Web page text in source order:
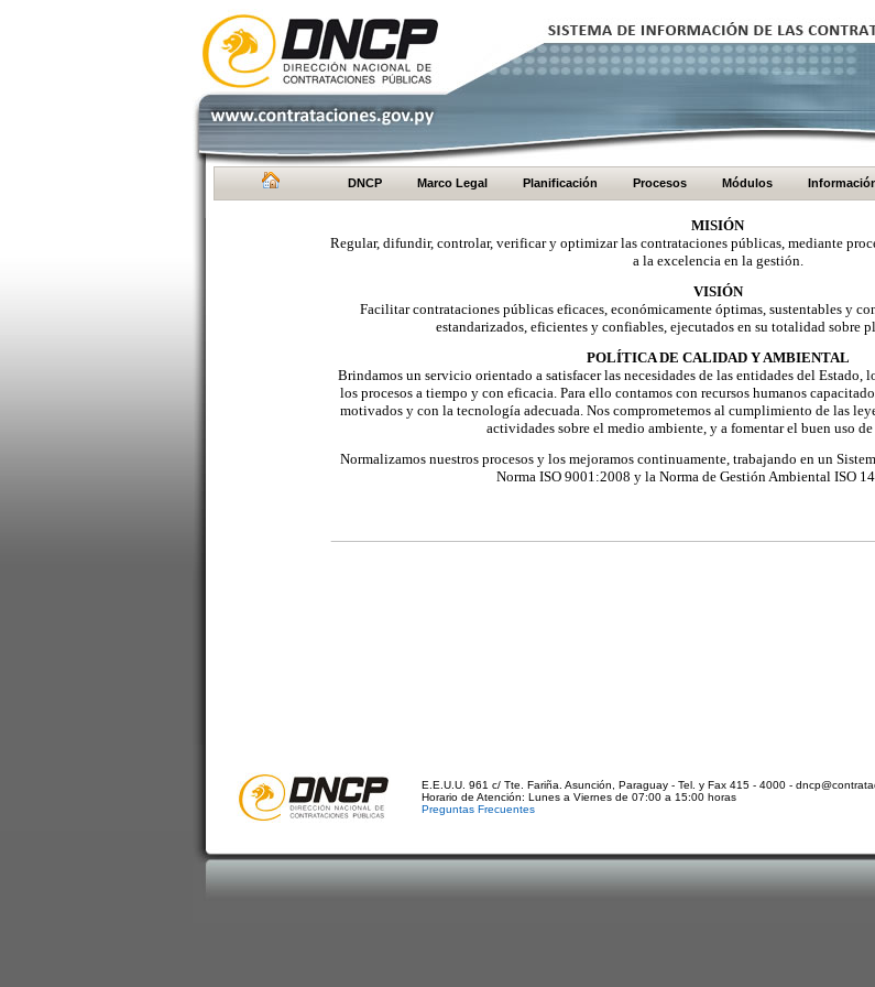
DNCP Marco Legal Planificación Procesos Módulos
MISIÓN
Regular, difundir, controlar, verificar y optimizar las contrataciones públicas, mediante
a la excelencia en la gestión.
VISIÓN
Facilitar contrataciones públicas eficaces, económicamente óptimas, sustentables y
estandarizados, eficientes y confiables, ejecutados en su totalidad sobre
POLÍTICA DE CALIDAD Y AMBIENTAL
Brindamos un servicio orientado a satisfacer las necesidades de las entidades del Estado,
los procesos a tiempo y con eficacia. Para ello contamos con recursos humanos
motivados y con la tecnología adecuada. Nos comprometemos al cumplimiento de las
actividades sobre el medio ambiente, y a fomentar el buen uso de
Normalizamos nuestros procesos y los mejoramos continuamente, trabajando en un
Norma ISO 9001:2008 y la Norma de Gestión Ambiental ISO
E.E.U.U. 961 c/ Tte. Fariña. Asunción, Paraguay - Tel. y Fax 415 - 4000 -
Horario de Atención: Lunes a Viernes de 07:00 a 15:00 horas
Preguntas Frecuentes